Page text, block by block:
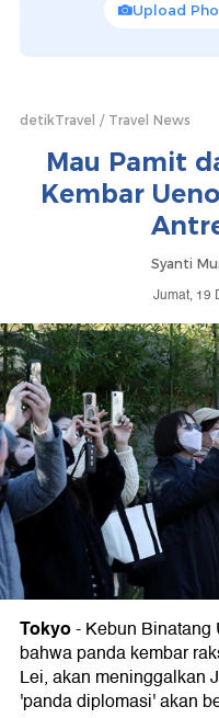
Upload
detikTravel Travel News
Mau Pamit
Kembar
Syanti
Jumat, 19
Tokyo-Kebun Binatang
bahwa panda kembar
Lei, akan meninggalkan
'panda diplomasi' akan